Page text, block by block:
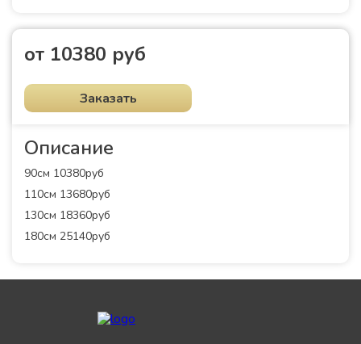
от 10380 руб
Заказать
Описание
90см 10380руб
110см 13680руб
130см 18360руб
180см 25140руб